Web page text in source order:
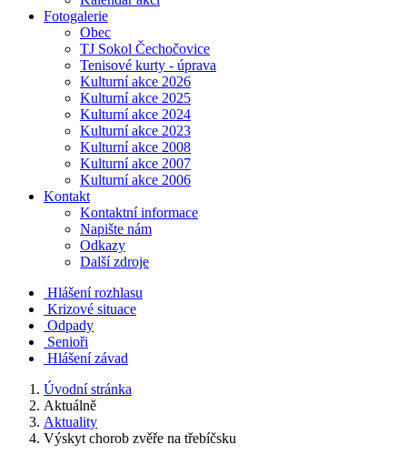
Fotogalerie
Obec
TJ Sokol Čechočovice
Tenisové kurty - úprava
Kulturní akce 2026
Kulturní akce 2025
Kulturní akce 2024
Kulturní akce 2023
Kulturní akce 2008
Kulturní akce 2007
Kulturní akce 2006
Kontakt
Kontaktní informace
Napište nám
Odkazy
Další zdroje
Hlášení rozhlasu
Krizové situace
Odpady
Senioři
Hlášení závad
Úvodní stránka
Aktuálně
Aktuality
Výskyt chorob zvěře na třebíčsku